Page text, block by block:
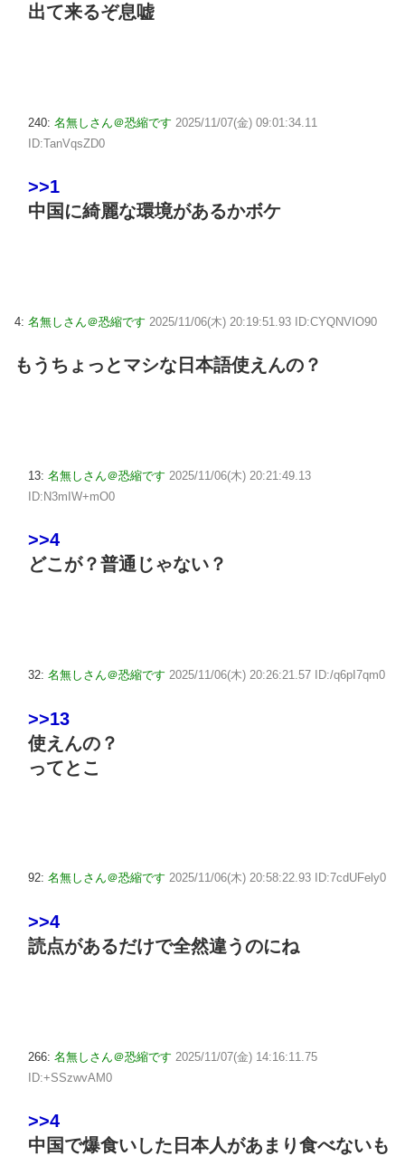
出て来るぞ息嘘
240: 名無しさん＠恐縮です 2025/11/07(金) 09:01:34.11
ID:TanVqsZD0
>>1
中国に綺麗な環境があるかボケ
4: 名無しさん＠恐縮です 2025/11/06(木) 20:19:51.93 ID:CYQNVIO90
もうちょっとマシな日本語使えんの？
13: 名無しさん＠恐縮です 2025/11/06(木) 20:21:49.13
ID:N3mIW+mO0
>>4
どこが？普通じゃない？
32: 名無しさん＠恐縮です 2025/11/06(木) 20:26:21.57 ID:/q6pI7qm0
>>13
使えんの？
ってとこ
92: 名無しさん＠恐縮です 2025/11/06(木) 20:58:22.93 ID:7cdUFely0
>>4
読点があるだけで全然違うのにね
266: 名無しさん＠恐縮です 2025/11/07(金) 14:16:11.75
ID:+SSzwvAM0
>>4
中国で爆食いした日本人があまり食べないも